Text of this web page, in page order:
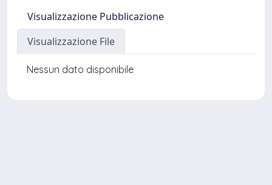
Visualizzazione Pubblicazione
Visualizzazione File
Nessun dato disponibile